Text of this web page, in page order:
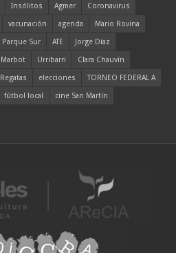
Insólitos Agmer
Coronavirus
vacunación agenda
Mario Rovina
Parque Sur ATE
Jorge Díaz
Marbot Urribarri
Clara Chauvín
Regatas elecciones
TORNEO FEDERAL A
fútbol local cine San Martín